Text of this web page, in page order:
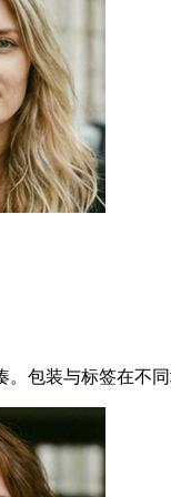
。包装与标签在不同